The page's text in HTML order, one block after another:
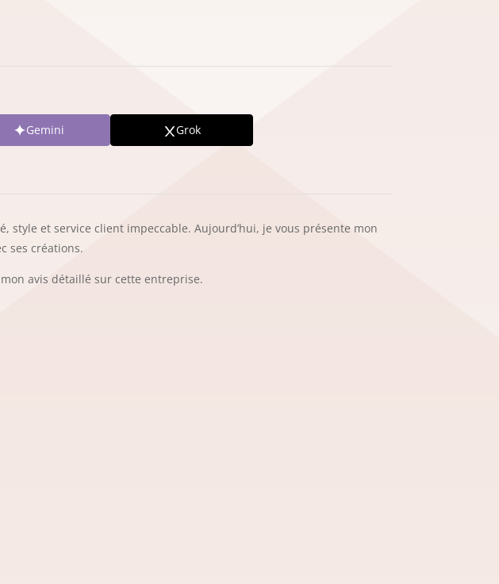
Gemini Grok
et service client impeccable. Aujourd’hui, je vous présente mon
ses créations.
avis détaillé sur cette entreprise.